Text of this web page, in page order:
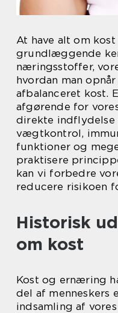
At have alt om
grundlæggende
næringsstoffer,
hvordan man
afbalanceret kost.
afgørende for
direkte indflydelse
vægtkontrol,
funktioner og
praktisere
kan vi forbedre
reducere risikoen
Historisk
om kost
Kost og ernæring
del af menneskers
indsamling af